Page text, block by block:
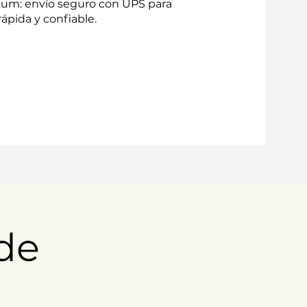
envío seguro con UPS para
y confiable.